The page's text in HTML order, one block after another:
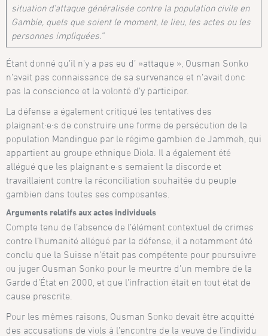
situation d’attaque généralisée contre la population civile en
Gambie, quels que soient le moment, le lieu, les actes ou les
personnes impliquées.”
Étant donné qu’il n’y a pas eu d’ »attaque », Ousman Sonko
n’avait pas connaissance de sa survenance et n’avait donc
pas la conscience et la volonté d’y participer.
La défense a également critiqué les tentatives des
plaignant·e·s de construire une forme de persécution de la
population Mandingue par le régime gambien de Jammeh, qui
appartient au groupe ethnique Diola. Il a également été
allégué que les plaignant·e·s semaient la discorde et
travaillaient contre la réconciliation souhaitée du peuple
gambien dans toutes ses composantes.
Arguments relatifs aux actes individuels
Compte tenu de l’absence de l’élément contextuel de crimes
contre l’humanité allégué par la défense, il a notamment été
conclu que la Suisse n’était pas compétente pour poursuivre
ou juger Ousman Sonko pour le meurtre d’un membre de la
Garde d’État en 2000, et que l’infraction était en tout état de
cause prescrite.
Pour les mêmes raisons, Ousman Sonko devait être acquitté
des accusations de viols à l’encontre de la veuve de l’individu